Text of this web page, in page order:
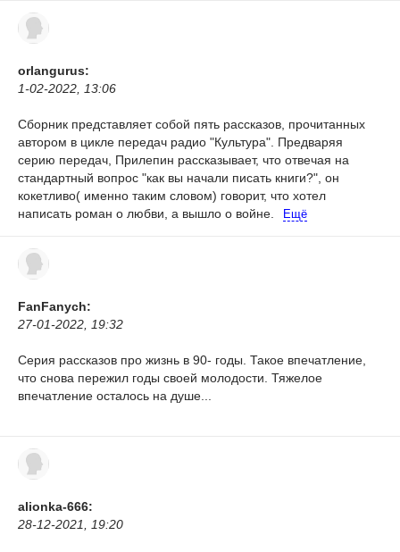
orlangurus:
1-02-2022, 13:06
Сборник представляет собой пять рассказов, прочитанных
автором в цикле передач радио "Культура". Предваряя
серию передач, Прилепин рассказывает, что отвечая на
стандартный вопрос "как вы начали писать книги?", он
кокетливо( именно таким словом) говорит, что хотел
написать роман о любви, а вышло о войне.
Ещё
FanFanych:
27-01-2022, 19:32
Серия рассказов про жизнь в 90- годы. Такое впечатление,
что снова пережил годы своей молодости. Тяжелое
впечатление осталось на душе...
alionka-666:
28-12-2021, 19:20